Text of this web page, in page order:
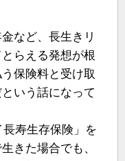
など、長生きリ
らえる発想が根
保険料と受け取
いう話になって
長寿生存保険」を
きた場合でも、